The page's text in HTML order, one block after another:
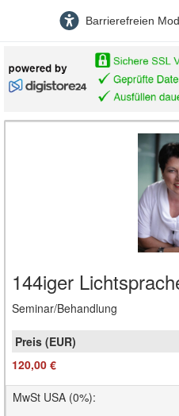
Barrierefreien
144iger
Seminar/Behandlung
120,00 €
MwSt USA (0%):